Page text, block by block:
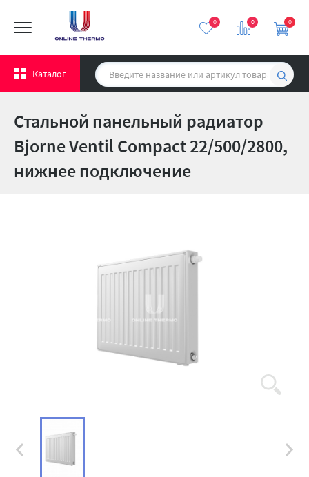
0 0
Каталог
0
Стальной панельный радиатор
Bjorne Ventil Compact 22/500/2800,
нижнее подключение